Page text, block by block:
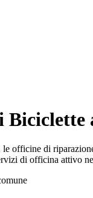
Biciclette
le officine di
di officina attivo